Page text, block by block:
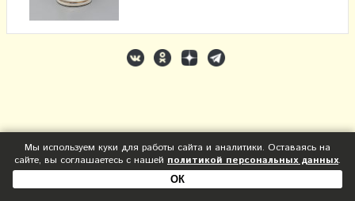
Мы используем куки для работы сайта и аналитики. Оставаясь на
сайте, вы соглашаетесь с нашей политикой персональных данных.
ОК